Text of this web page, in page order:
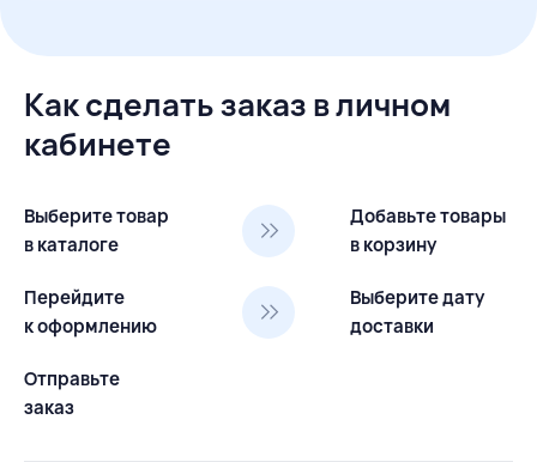
Как сделать заказ в личном
кабинете
Выберите товар
в каталоге
Добавьте товары
в корзину
Перейдите
к оформлению
Выберите дату
доставки
Отправьте
заказ